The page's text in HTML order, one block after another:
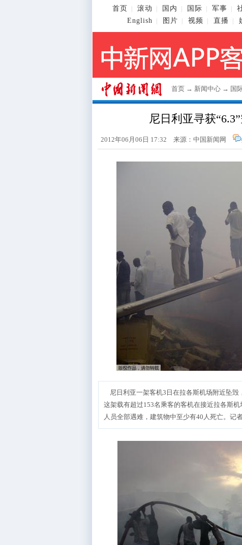
首页 滚动 国内 国际 军事
English
图片 视频 直播
首页 → 新闻中心 → 国
尼日利亚寻获
2012年06月06日 17:32 来源： 中国新闻网
尼日利亚一架客机3日在拉各斯机场附近坠毁
这架载有超过153名乘客的客机在接近拉各斯
人员全部遇难，建筑物中至少有40人死亡。记